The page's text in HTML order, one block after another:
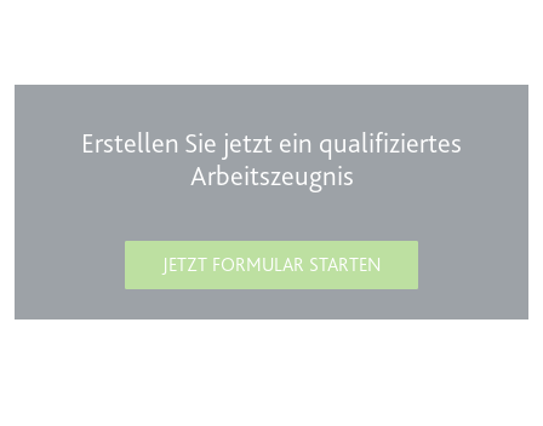
Benutzereinstellungen beim Abruf
integrierten Youtube-Videos
Sitzung
Erstellen Sie jetzt ein qualifiziertes
Arbeitszeugnis
JETZT FORMULAR STARTEN